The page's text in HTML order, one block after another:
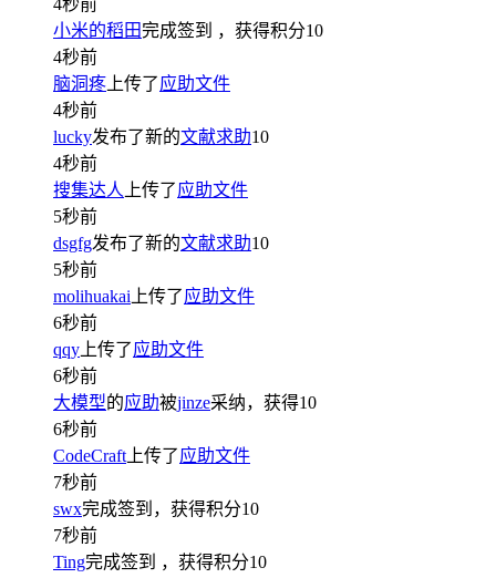
4秒前
小米的稻田完成签到 ，获得积分10
4秒前
脑洞疼 上传了应助文件
4秒前
lucky发布了新的文献求助10
4秒前
搜集达人 上传了应助文件
5秒前
dsgfg发布了新的文献求助10
5秒前
molihuakai 上传了应助文件
6秒前
qqy 上传了应助文件
6秒前
大模型的应助被jinze采纳，获得10
6秒前
CodeCraft 上传了应助文件
7秒前
swx完成签到，获得积分10
7秒前
Ting完成签到 ，获得积分10